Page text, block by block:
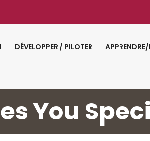
DÉVELOPPER / PILOTER APPRENDRE/
You